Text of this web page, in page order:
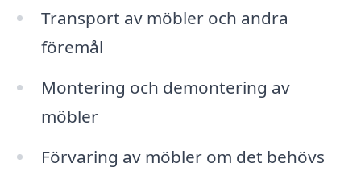
Transport av möbler och andra
föremål
Montering och demontering av
möbler
Förvaring av möbler om det behövs